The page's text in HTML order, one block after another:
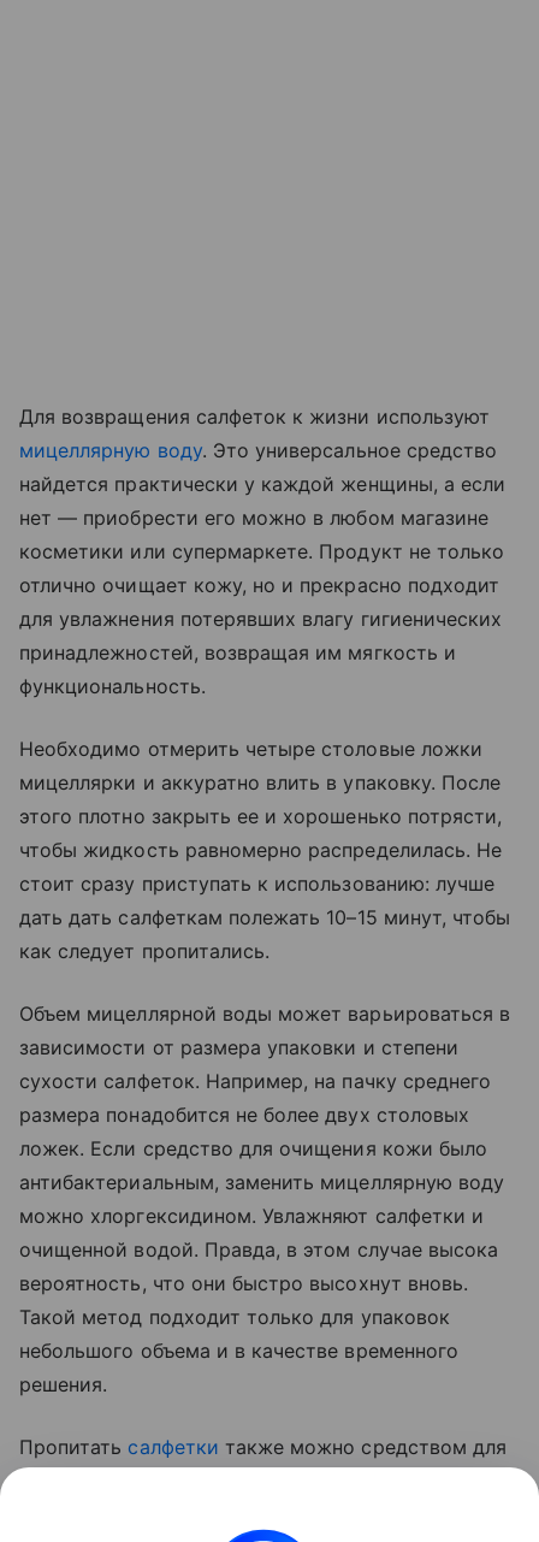
Для возвращения салфеток к жизни используют
мицеллярную воду. Это универсальное средство
найдется практически у каждой женщины, а если
нет — приобрести его можно в любом магазине
косметики или супермаркете. Продукт не только
отлично очищает кожу, но и прекрасно подходит
для увлажнения потерявших влагу гигиенических
принадлежностей, возвращая им мягкость и
функциональность.
Необходимо отмерить четыре столовые ложки
мицеллярки и аккуратно влить в упаковку. После
этого плотно закрыть ее и хорошенько потрясти,
чтобы жидкость равномерно распределилась. Не
стоит сразу приступать к использованию: лучше
дать дать салфеткам полежать 10–15 минут, чтобы
как следует пропитались.
Объем мицеллярной воды может варьироваться в
зависимости от размера упаковки и степени
сухости салфеток. Например, на пачку среднего
размера понадобится не более двух столовых
ложек. Если средство для очищения кожи было
антибактериальным, заменить мицеллярную воду
можно хлоргексидином. Увлажняют салфетки и
очищенной водой. Правда, в этом случае высока
вероятность, что они быстро высохнут вновь.
Такой метод подходит только для упаковок
небольшого объема и в качестве временного
решения.
Пропитать салфетки также можно средством для